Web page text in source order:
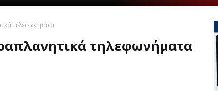
τηλεφωνήματα
τηλεφωνήματα